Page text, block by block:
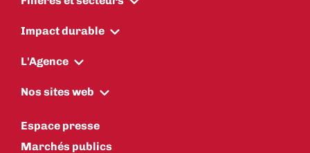
Impact durable
L'Agence
Nos sites web
Espace presse
Marchés publics